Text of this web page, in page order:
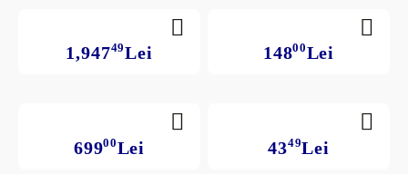
1,94749Lei 14800Lei
69900Lei 4349Lei